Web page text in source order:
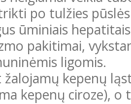
po tulžies
ūminiais
pakitimai,
ligomis.
kepenų
kepenų ciroze),